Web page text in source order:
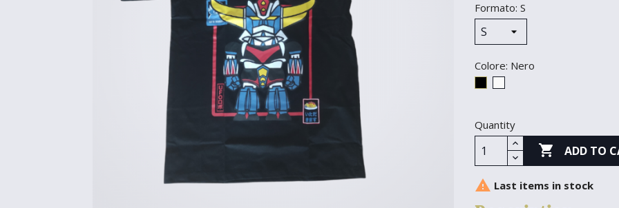
Formato: S
Colore: Nero
Quantity
 ADD TO
 Last items in stock